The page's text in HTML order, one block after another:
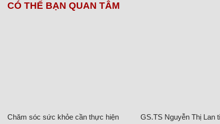
CÓ THỂ BẠN QUAN TÂM
Chăm sóc sức khỏe cần thực hiện
GS.TS Nguyễn Thị Lan